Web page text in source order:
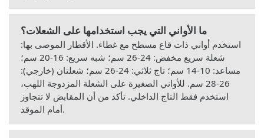
ما الأواني التي يجب استخدامها على الشعلات؟
استخدم أواني ذات قاع مسطح مع غطاء. الأقطار الموصى بها:
شعلة سريع مخفض: 24-26 سم؛ شبه سريع: 16-20 سم؛
مساعد: 10-14 سم؛ تاج ثلاثي: 24-26 سم؛ شعلتان (خارجي):
26-28 سم. للأواني الصغيرة على الشعلة المزدوجة اللهب،
استخدم فقط التاج الداخلي. تأكد من أن المقابض لا تتجاوز
أمام الموقد.